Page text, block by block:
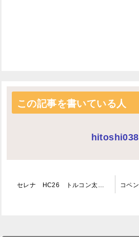
この記事を書いている人
hitoshi038